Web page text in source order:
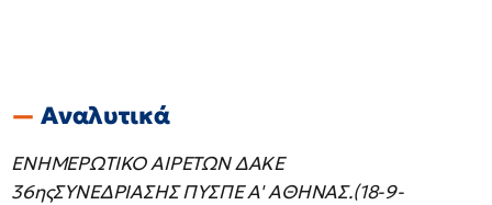
Αναλυτικά
ΕΝΗΜΕΡΩΤΙΚΟ ΑΙΡΕΤΩΝ ΔΑΚΕ
36ηςΣΥΝΕΔΡΙΑΣΗΣ ΠΥΣΠΕ Α' ΑΘΗΝΑΣ.(18-9-